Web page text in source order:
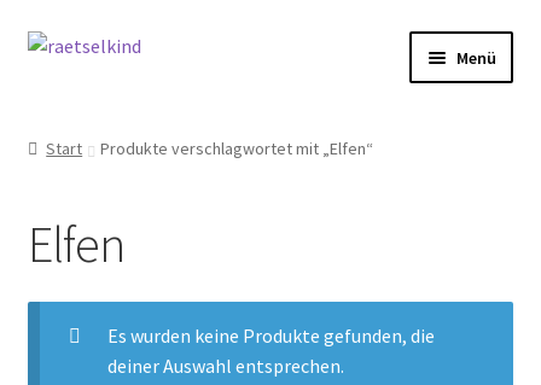
Zur
Zum
Menü
Cookie-Richtlinie (EU)
Datenschutzbelehrung
Echtheit von Bewertungen
Start Produkte verschlagwortet mit „Elfen“
Elfen
Es wurden keine Produkte gefunden, die
deiner Auswahl entsprechen.